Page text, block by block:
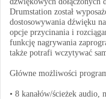
Drumstation został
dostosowywania dźwięku
opcje przycinania i
funkcję nagrywania
także potrafi wczytywać
Główne możliwości
• 8 kanałów/ścieżek